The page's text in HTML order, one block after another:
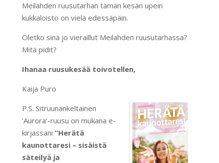
Meilahden ruusutarhan tämän kesän upein
kukkaloisto on vielä edessäpäin.
Oletko sinä jo vieraillut Meilahden ruusutarhassa?
Mitä pidit?
Ihanaa ruusukesää toivotellen,
Kaija Puro
P.S. Sitruunankeltainen
’Aurora’-ruusu on mukana e-
kirjassani ”Herätä
kaunottaresi – sisäistä
säteilyä ja